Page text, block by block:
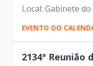
Local: Gabinete
EVENTO DO
2134ª Reunião